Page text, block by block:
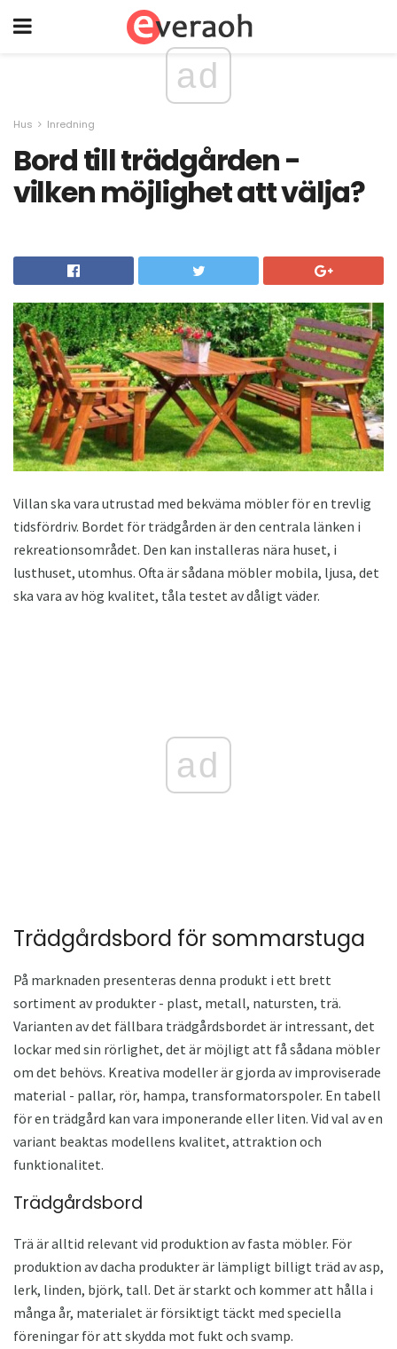
ad
Hus Inredning
Bord till trädgården -
vilken möjlighet att välja?
Villan ska vara utrustad med bekväma möbler för en trevlig
tidsfördriv. Bordet för trädgården är den centrala länken i
rekreationsområdet. Den kan installeras nära huset, i
lusthuset, utomhus. Ofta är sådana möbler mobila, ljusa, det
ska vara av hög kvalitet, tåla testet av dåligt väder.
ad
Trädgårdsbord för sommarstuga
På marknaden presenteras denna produkt i ett brett
sortiment av produkter - plast, metall, natursten, trä.
Varianten av det fällbara trädgårdsbordet är intressant, det
lockar med sin rörlighet, det är möjligt att få sådana möbler
om det behövs. Kreativa modeller är gjorda av improviserade
material - pallar, rör, hampa, transformatorspoler. En tabell
för en trädgård kan vara imponerande eller liten. Vid val av en
variant beaktas modellens kvalitet, attraktion och
funktionalitet.
Trädgårdsbord
Trä är alltid relevant vid produktion av fasta möbler. För
produktion av dacha produkter är lämpligt billigt träd av asp,
lerk, linden, björk, tall. Det är starkt och kommer att hålla i
många år, materialet är försiktigt täckt med speciella
föreningar för att skydda mot fukt och svamp.